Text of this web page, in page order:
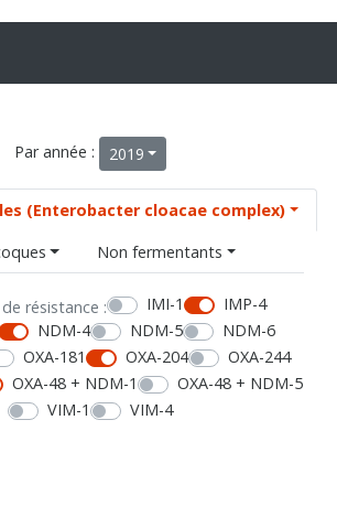
Par année : 2019
(Enterobacter cloacae complex)
Non fermentants
résistance : IMI-1
IMP-4
NDM-4 NDM-5
NDM-6
OXA-181 OXA-204
OXA-244
OXA-48 + NDM-1
OXA-48 + NDM-5
VIM-1
VIM-4